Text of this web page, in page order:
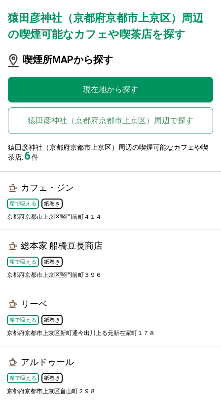
猿田彦神社（京都府京都市上京区）周辺
の喫煙可能なカフェや喫茶店を探す
喫煙所MAPから探す
現在地から探す
猿田彦神社（京都府京都市上京区）周辺で探す
猿田彦神社（京都府京都市上京区）周辺の喫煙可能なカフェや喫
茶店: 6件
カフェ・ジン
席で吸える 紙巻き
京都府京都市上京区竪門前町４１４
総本家 船橋豆長商店
席で吸える 紙巻き
京都府京都市上京区竪門前町３９６
リーベ
席で吸える 紙巻き
京都府京都市上京区新町通今出川上る元新在家町１７８
アルドゥール
席で吸える 紙巻き
京都府京都市上京区畠山町２９８